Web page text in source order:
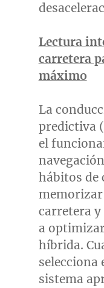
Lectura
carretera
máximo
La
predictiva
el
hábitos de
memorizar
carretera
a
híbrida.
selecciona
sistema